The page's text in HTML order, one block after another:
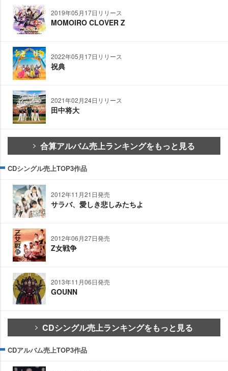
2019年05月17日リリース
MOMOIRO CLOVER Z
2022年05月17日リリース
祝典
2021年02月24日リリース
田中将大
合算アルバム売上ランキングをもっと見る
CDシングル売上TOP3作品
2012年11月21日発売
サラバ、愛しき悲しみたちよ
2012年06月27日発売
Z女戦争
2013年11月06日発売
GOUNN
CDシングル売上ランキングをもっと見る
CDアルバム売上TOP3作品